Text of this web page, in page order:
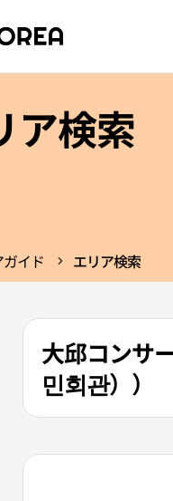
ア検索
イド エリア検索
大邱コンサ
민회관））